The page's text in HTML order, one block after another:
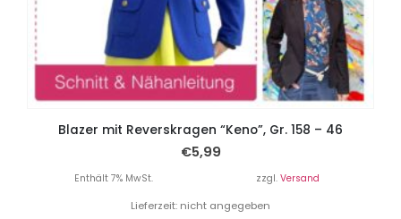
Blazer mit Reverskragen “Keno”, Gr. 158 – 46
€5,99
Enthält 7% MwSt. zzgl. Versand
Lieferzeit: nicht angegeben